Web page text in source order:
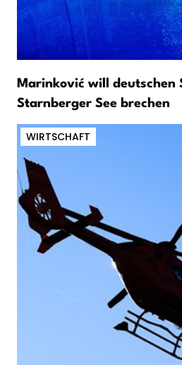
Marinković will deutschen
Starnberger See brechen
WIRTSCHAFT